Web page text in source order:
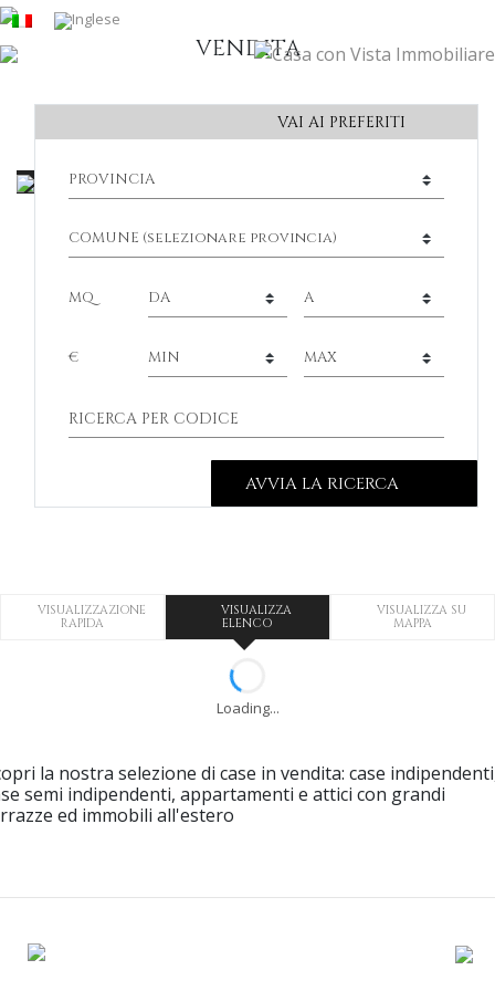
VENDITA
VAI AI PREFERITI
MQ
€
AVVIA LA RICERCA
VISUALIZZAZIONE
RAPIDA
VISUALIZZA
ELENCO
VISUALIZZA SU
MAPPA
Loading...
la nostra selezione di case in vendita: case
semi indipendenti, appartamenti e attici con grandi
ed immobili all'estero